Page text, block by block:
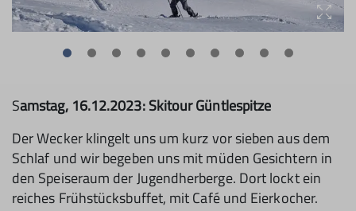
Samstag, 16.12.2023: Skitour Güntlespitze
Der Wecker klingelt uns um kurz vor sieben aus dem
Schlaf und wir begeben uns mit müden Gesichtern in
den Speiseraum der Jugendherberge. Dort lockt ein
reiches Frühstücksbuffet, mit Café und Eierkocher.